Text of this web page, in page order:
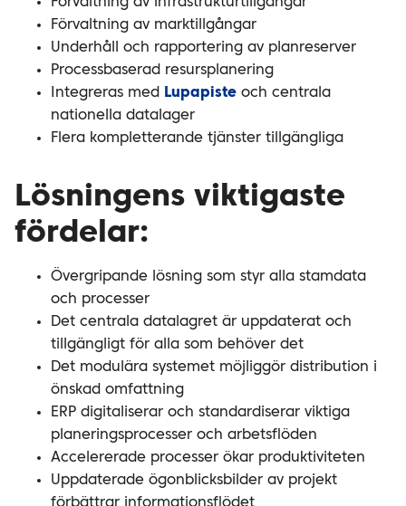
Förvaltning av infrastrukturtillgångar
Förvaltning av marktillgångar
Underhåll och rapportering av planreserver
Processbaserad resursplanering
Integreras med Lupapiste och centrala
nationella datalager
Flera kompletterande tjänster tillgängliga
Lösningens viktigaste
fördelar:
Övergripande lösning som styr alla stamdata
och processer
Det centrala datalagret är uppdaterat och
tillgängligt för alla som behöver det
Det modulära systemet möjliggör distribution i
önskad omfattning
ERP digitaliserar och standardiserar viktiga
planeringsprocesser och arbetsflöden
Accelererade processer ökar produktiviteten
Uppdaterade ögonblicksbilder av projekt